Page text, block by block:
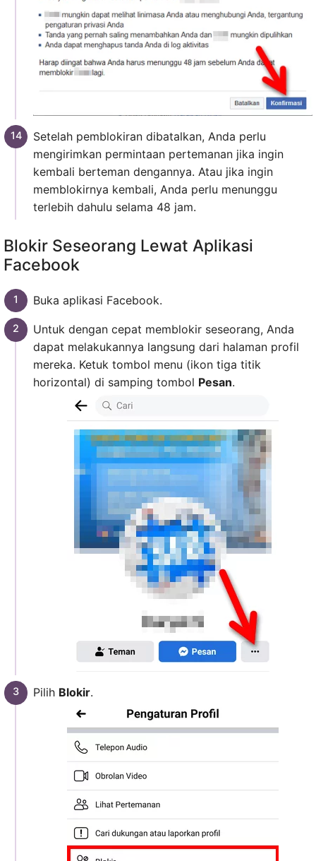
Setelah pemblokiran dibatalkan, Anda perlu
mengirimkan permintaan pertemanan jika ingin
kembali berteman dengannya. Atau jika ingin
memblokirnya kembali, Anda perlu menunggu
terlebih dahulu selama 48 jam.
Blokir Seseorang Lewat Aplikasi
Facebook
Buka aplikasi Facebook.
Untuk dengan cepat memblokir seseorang, Anda
dapat melakukannya langsung dari halaman profil
mereka. Ketuk tombol menu (ikon tiga titik
horizontal) di samping tombol Pesan.
Pilih Blokir.